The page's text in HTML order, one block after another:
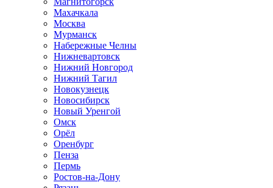
Махачкала
Москва
Мурманск
Набережные Челны
Нижневартовск
Нижний Новгород
Нижний Тагил
Новокузнецк
Новосибирск
Новый Уренгой
Омск
Орёл
Оренбург
Пенза
Пермь
Ростов-на-Дону